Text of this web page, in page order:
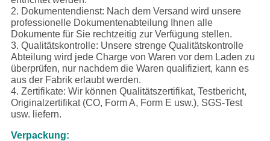
2. Dokumentendienst: Nach dem Versand wird unsere
professionelle Dokumentenabteilung Ihnen alle
Dokumente für Sie rechtzeitig zur Verfügung stellen.
3. Qualitätskontrolle: Unsere strenge Qualitätskontrolle
Abteilung wird jede Charge von Waren vor dem Laden zu
überprüfen, nur nachdem die Waren qualifiziert, kann es
aus der Fabrik erlaubt werden.
4. Zertifikate: Wir können Qualitätszertifikat, Testbericht,
Originalzertifikat (CO, Form A, Form E usw.), SGS-Test
usw. liefern.
Verpackung: